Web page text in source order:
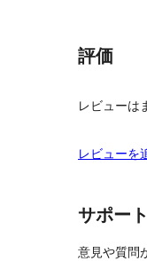
評価
レビューは
レビューを
サポート
意見や質問